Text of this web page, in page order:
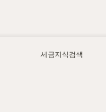
세금지식검색